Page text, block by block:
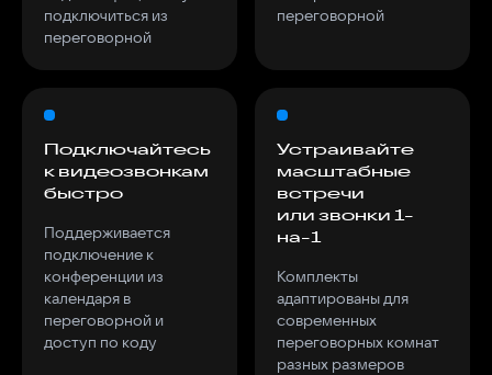
подключиться из
переговорной
Подключайтесь
к видеозвонкам
быстро
Поддерживается
подключение к
конференции из
календаря в
переговорной и
доступ по коду
Устраивайте
масштабные
встречи
или звонки 1-
на-1
Комплекты
адаптированы для
современных
переговорных комнат
разных размеров